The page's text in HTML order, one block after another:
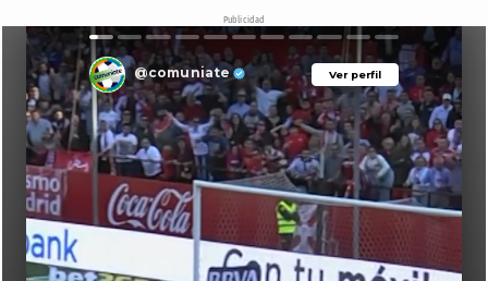
Publicidad
Ver perfil
@comuniate Ver perfil